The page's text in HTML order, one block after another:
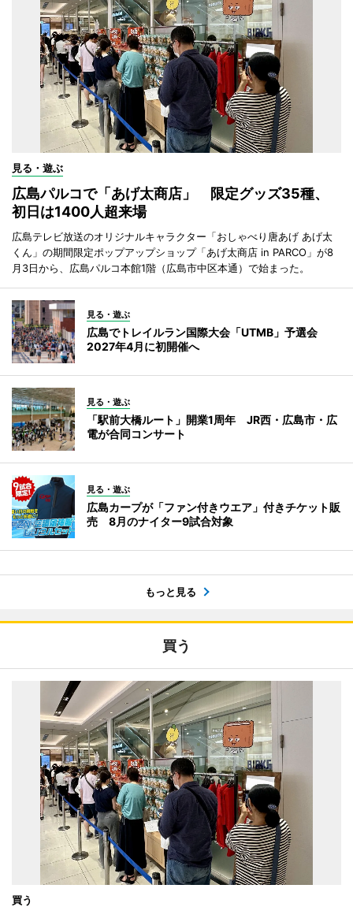
見る・遊ぶ
広島パルコで「あげ太商店」 限定グッズ35種、
初日は1400人超来場
広島テレビ放送のオリジナルキャラクター「おしゃべり唐あげ あげ太
くん」の期間限定ポップアップショップ「あげ太商店 in PARCO」が8
月3日から、広島パルコ本館1階（広島市中区本通）で始まった。
見る・遊ぶ
広島でトレイルラン国際大会「UTMB」予選会
2027年4月に初開催へ
見る・遊ぶ
「駅前大橋ルート」開業1周年 JR西・広島市・広
電が合同コンサート
見る・遊ぶ
広島カープが「ファン付きウエア」付きチケット販
売 8月のナイター9試合対象
もっと見る
買う
買う